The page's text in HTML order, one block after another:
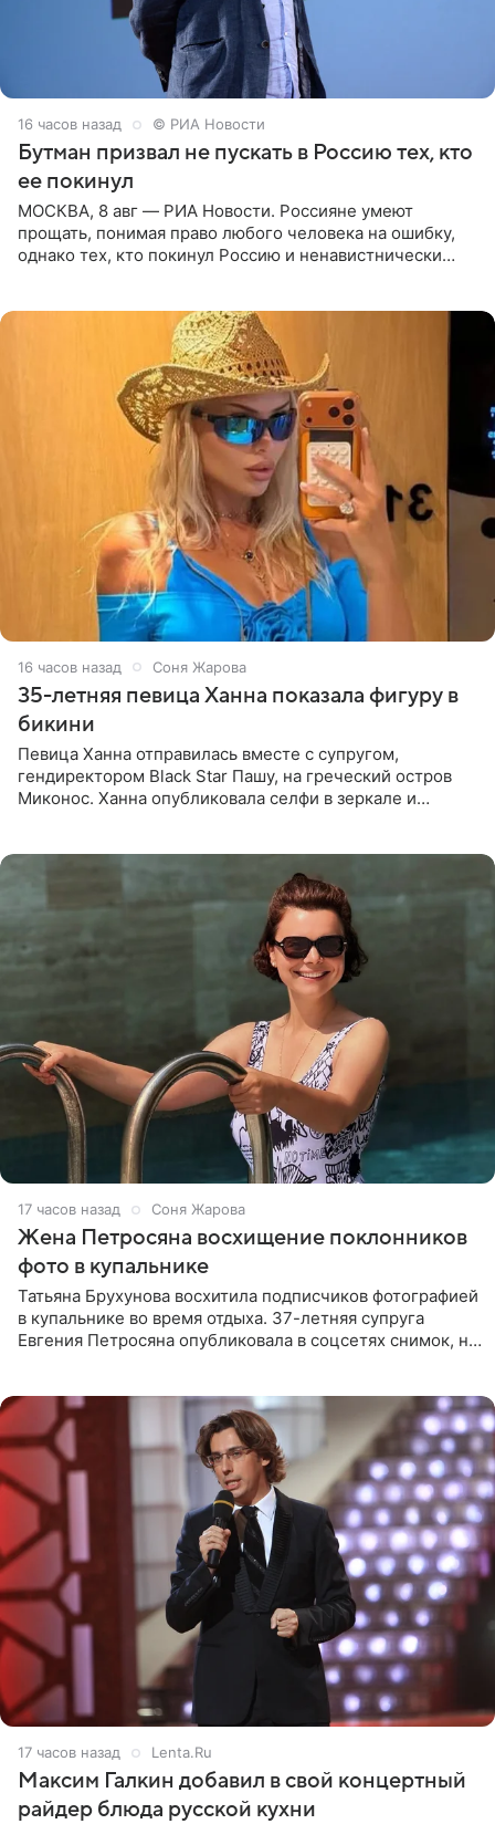
16 часов назад © РИА Новости
Бутман призвал не пускать в Россию тех, кто
ее покинул
МОСКВА, 8 авг — РИА Новости. Россияне умеют
прощать, понимая право любого человека на ошибку,
однако тех, кто покинул Россию и ненавистнически
16 часов назад Соня Жарова
35-летняя певица Ханна показала фигуру в
бикини
Певица Ханна отправилась вместе с супругом,
гендиректором Black Star Пашу, на греческий остров
Миконос. Ханна опубликовала селфи в зеркале и
17 часов назад Соня Жарова
Жена Петросяна восхищение поклонников
фото в купальнике
Татьяна Брухунова восхитила подписчиков фотографией
в купальнике во время отдыха. 37-летняя супруга
Евгения Петросяна опубликовала в соцсетях снимок, на
17 часов назад Lenta.Ru
Максим Галкин добавил в свой концертный
райдер блюда русской кухни